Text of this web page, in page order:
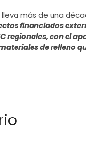
lleva más de una
financiados
regionales, con el
de relleno